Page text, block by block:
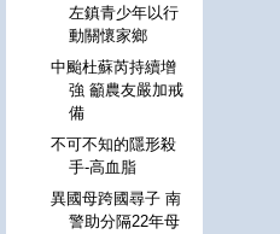
左鎮青少年以行
動關懷家鄉
中颱杜蘇芮持續增
強 籲農友嚴加戒
備
不可不知的隱形殺
手-高血脂
異國母跨國尋子 南
警助分隔22年母